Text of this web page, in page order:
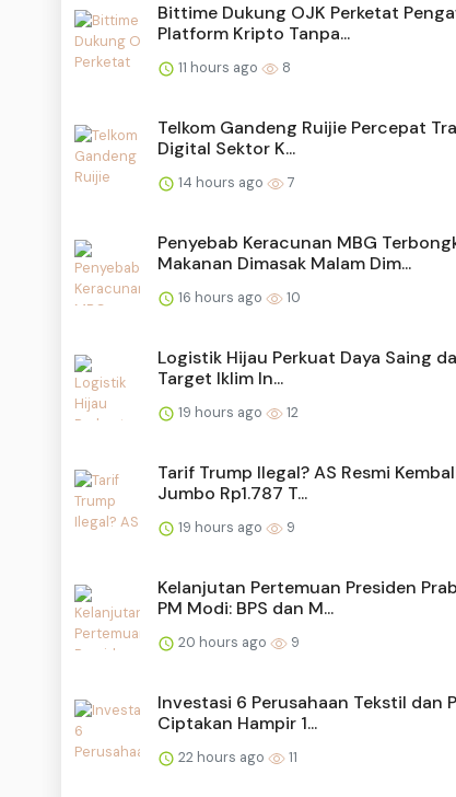
Bittime Dukung OJK Perketat
Platform Kripto Tanpa...
11 hours ago 8
Telkom Gandeng Ruijie Percepat
Digital Sektor K...
14 hours ago 7
Penyebab Keracunan MBG
Makanan Dimasak Malam Dim...
16 hours ago 10
Logistik Hijau Perkuat Daya Saing
Target Iklim In...
19 hours ago 12
Tarif Trump Ilegal? AS Resmi
Jumbo Rp1.787 T...
19 hours ago 9
Kelanjutan Pertemuan Presiden
PM Modi: BPS dan M...
20 hours ago 9
Investasi 6 Perusahaan Tekstil dan
Ciptakan Hampir 1...
22 hours ago 11